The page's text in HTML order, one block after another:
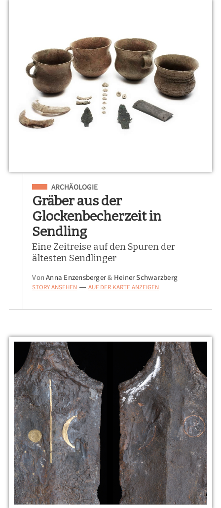
Eingeordnet unter
ARCHÄOLOGIE
Gräber aus der
Glockenbecherzeit in
Sendling
Eine Zeitreise auf den Spuren der
ältesten Sendlinger
VonAnna Enzensberger& Heiner Schwarzberg
STORY ANSEHEN — AUF DER KARTE ANZEIGEN